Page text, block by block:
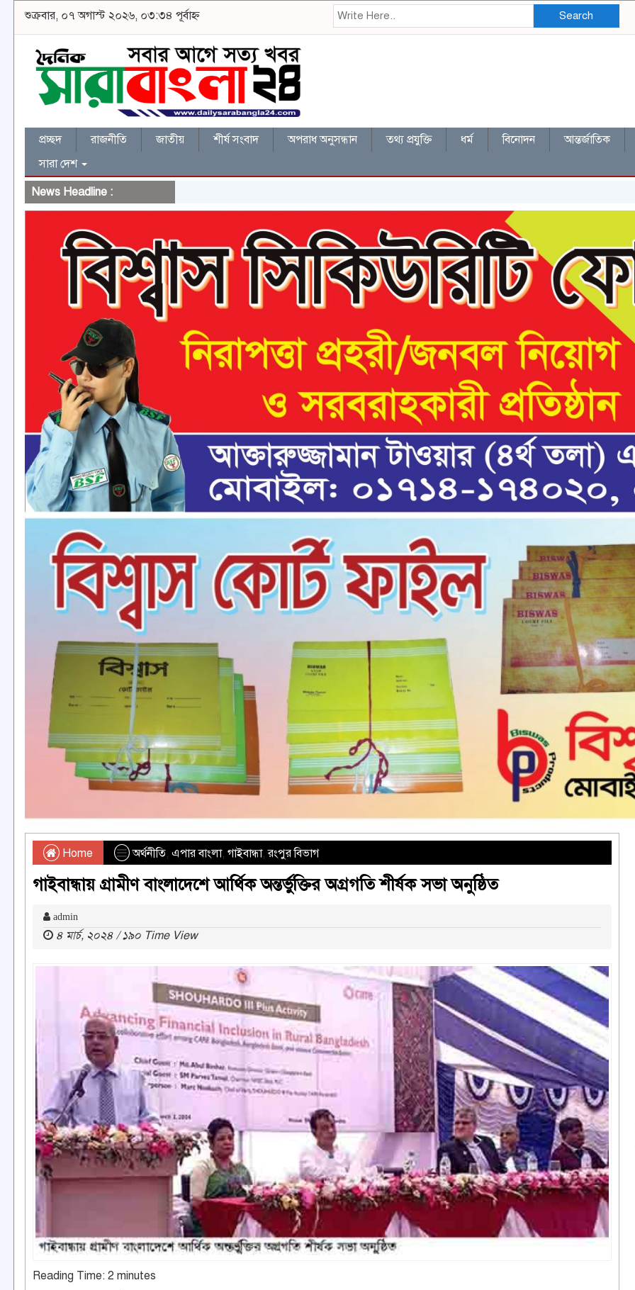
শুক্রবার, ০৭ অগাস্ট ২০২৬, ০৩:৩৪ পূর্বাহ্ন Search
প্রচ্ছদ রাজনীতি জাতীয় শীর্ষ সংবাদ অপরাধ অনুসন্ধান তথ্য প্রযুক্তি ধর্ম বিনোদন আন্তর্জাতিক
সারা দেশ
News Headline :
Home অর্থনীতি, এপার বাংলা, গাইবান্ধা,রংপুর বিভাগ
গাইবান্ধায় গ্রামীণ বাংলাদেশে আর্থিক অন্তর্ভুক্তির অগ্রগতি শীর্ষক সভা অনুষ্ঠিত
admin
৪ মার্চ, ২০২৪ / ১৯০ Time View
Reading Time: 2 minutes